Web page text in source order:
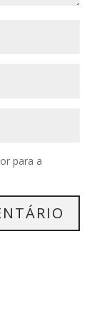
para a